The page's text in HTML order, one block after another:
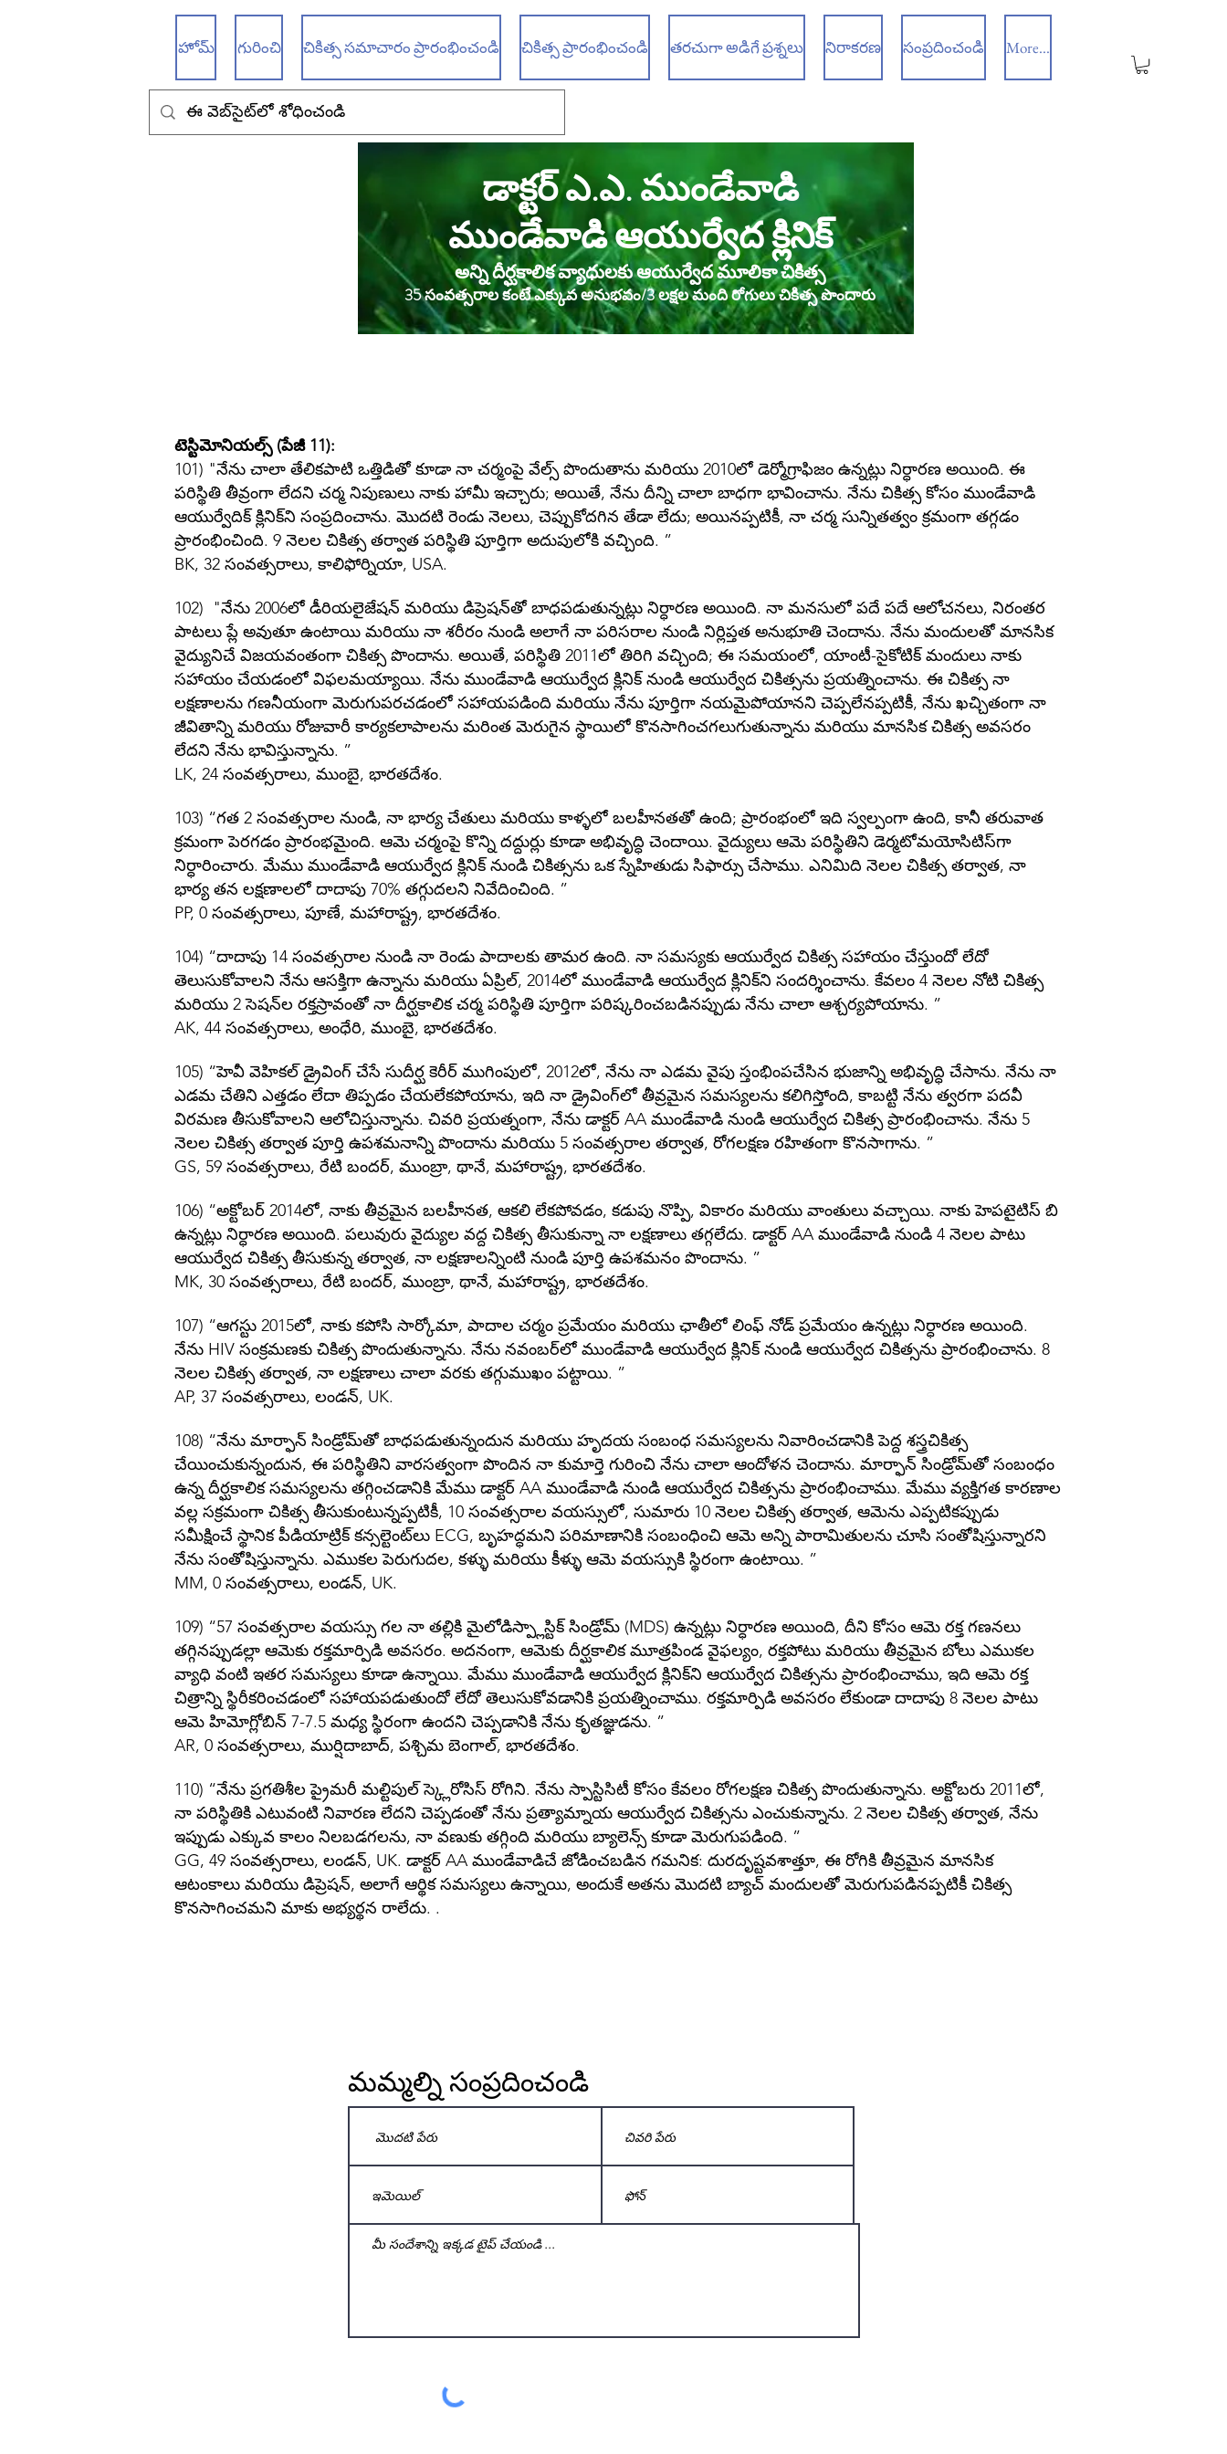
హోమ్ గురించి చికిత్స సమాచారం ప్రారంభించండి చికిత్స ప్రారంభించండి తరచుగా అడిగే ప్రశ్నలు నిరాకరణ సంప్రదించండి More...
డాక్టర్ ఎ.ఎ. ముండేవాడి
ముండేవాడి ఆయుర్వేద క్లినిక్
అన్ని దీర్ఘకాలిక వ్యాధులకు ఆయుర్వేద మూలికా చికిత్స
35 సంవత్సరాల కంటే ఎక్కువ అనుభవం/3 లక్షల మంది రోగులు చికిత్స పొందారు
టెస్టిమోనియల్స్ (పేజీ 11):
101) "నేను చాలా తేలికపాటి ఒత్తిడితో కూడా నా చర్మంపై వేల్స్ పొందుతాను మరియు 2010లో డెర్మోగ్రాఫిజం ఉన్నట్లు నిర్ధారణ అయింది. ఈ
పరిస్థితి తీవ్రంగా లేదని చర్మ నిపుణులు నాకు హామీ ఇచ్చారు; అయితే, నేను దీన్ని చాలా బాధగా భావించాను. నేను చికిత్స కోసం ముండేవాడి
ఆయుర్వేదిక్ క్లినిక్‌ని సంప్రదించాను. మొదటి రెండు నెలలు, చెప్పుకోదగిన తేడా లేదు; అయినప్పటికీ, నా చర్మ సున్నితత్వం క్రమంగా తగ్గడం
ప్రారంభించింది. 9 నెలల చికిత్స తర్వాత పరిస్థితి పూర్తిగా అదుపులోకి వచ్చింది. ”
BK, 32 సంవత్సరాలు, కాలిఫోర్నియా, USA.
102) "నేను 2006లో డీరియలైజేషన్ మరియు డిప్రెషన్‌తో బాధపడుతున్నట్లు నిర్ధారణ అయింది. నా మనసులో పదే పదే ఆలోచనలు, నిరంతర
పాటలు ప్లే అవుతూ ఉంటాయి మరియు నా శరీరం నుండి అలాగే నా పరిసరాల నుండి నిర్లిప్తత అనుభూతి చెందాను. నేను మందులతో మానసిక
వైద్యునిచే విజయవంతంగా చికిత్స పొందాను. అయితే, పరిస్థితి 2011లో తిరిగి వచ్చింది; ఈ సమయంలో, యాంటీ-సైకోటిక్ మందులు నాకు
సహాయం చేయడంలో విఫలమయ్యాయి. నేను ముండేవాడి ఆయుర్వేద క్లినిక్ నుండి ఆయుర్వేద చికిత్సను ప్రయత్నించాను. ఈ చికిత్స నా
లక్షణాలను గణనీయంగా మెరుగుపరచడంలో సహాయపడింది మరియు నేను పూర్తిగా నయమైపోయానని చెప్పలేనప్పటికీ, నేను ఖచ్చితంగా నా
జీవితాన్ని మరియు రోజువారీ కార్యకలాపాలను మరింత మెరుగైన స్థాయిలో కొనసాగించగలుగుతున్నాను మరియు మానసిక చికిత్స అవసరం
లేదని నేను భావిస్తున్నాను. ”
LK, 24 సంవత్సరాలు, ముంబై, భారతదేశం.
103) “గత 2 సంవత్సరాల నుండి, నా భార్య చేతులు మరియు కాళ్ళలో బలహీనతతో ఉంది; ప్రారంభంలో ఇది స్వల్పంగా ఉంది, కానీ తరువాత
క్రమంగా పెరగడం ప్రారంభమైంది. ఆమె చర్మంపై కొన్ని దద్దుర్లు కూడా అభివృద్ధి చెందాయి. వైద్యులు ఆమె పరిస్థితిని డెర్మటోమయోసిటిస్‌గా
నిర్ధారించారు. మేము ముండేవాడి ఆయుర్వేద క్లినిక్ నుండి చికిత్సను ఒక స్నేహితుడు సిఫార్సు చేసాము. ఎనిమిది నెలల చికిత్స తర్వాత, నా
భార్య తన లక్షణాలలో దాదాపు 70% తగ్గుదలని నివేదించింది. ”
PP, 0 సంవత్సరాలు, పూణే, మహారాష్ట్ర, భారతదేశం.
104) “దాదాపు 14 సంవత్సరాల నుండి నా రెండు పాదాలకు తామర ఉంది. నా సమస్యకు ఆయుర్వేద చికిత్స సహాయం చేస్తుందో లేదో
తెలుసుకోవాలని నేను ఆసక్తిగా ఉన్నాను మరియు ఏప్రిల్, 2014లో ముండేవాడి ఆయుర్వేద క్లినిక్‌ని సందర్శించాను. కేవలం 4 నెలల నోటి చికిత్స
మరియు 2 సెషన్‌ల రక్తస్రావంతో నా దీర్ఘకాలిక చర్మ పరిస్థితి పూర్తిగా పరిష్కరించబడినప్పుడు నేను చాలా ఆశ్చర్యపోయాను. ”
AK, 44 సంవత్సరాలు, అంధేరి, ముంబై, భారతదేశం.
105) “హెవీ వెహికల్ డ్రైవింగ్ చేసే సుదీర్ఘ కెరీర్ ముగింపులో, 2012లో, నేను నా ఎడమ వైపు స్తంభింపచేసిన భుజాన్ని అభివృద్ధి చేసాను. నేను నా
ఎడమ చేతిని ఎత్తడం లేదా తిప్పడం చేయలేకపోయాను, ఇది నా డ్రైవింగ్‌లో తీవ్రమైన సమస్యలను కలిగిస్తోంది, కాబట్టి నేను త్వరగా పదవీ
విరమణ తీసుకోవాలని ఆలోచిస్తున్నాను. చివరి ప్రయత్నంగా, నేను డాక్టర్ AA ముండేవాడి నుండి ఆయుర్వేద చికిత్స ప్రారంభించాను. నేను 5
నెలల చికిత్స తర్వాత పూర్తి ఉపశమనాన్ని పొందాను మరియు 5 సంవత్సరాల తర్వాత, రోగలక్షణ రహితంగా కొనసాగాను. ”
GS, 59 సంవత్సరాలు, రేటి బందర్, ముంబ్రా, థానే, మహారాష్ట్ర, భారతదేశం.
106) “అక్టోబర్ 2014లో, నాకు తీవ్రమైన బలహీనత, ఆకలి లేకపోవడం, కడుపు నొప్పి, వికారం మరియు వాంతులు వచ్చాయి. నాకు హెపటైటిస్ బి
ఉన్నట్లు నిర్ధారణ అయింది. పలువురు వైద్యుల వద్ద చికిత్స తీసుకున్నా నా లక్షణాలు తగ్గలేదు. డాక్టర్ AA ముండేవాడి నుండి 4 నెలల పాటు
ఆయుర్వేద చికిత్స తీసుకున్న తర్వాత, నా లక్షణాలన్నింటి నుండి పూర్తి ఉపశమనం పొందాను. ”
MK, 30 సంవత్సరాలు, రేటి బందర్, ముంబ్రా, థానే, మహారాష్ట్ర, భారతదేశం.
107) “ఆగస్టు 2015లో, నాకు కపోసి సార్కోమా, పాదాల చర్మం ప్రమేయం మరియు ఛాతీలో లింఫ్ నోడ్ ప్రమేయం ఉన్నట్లు నిర్ధారణ అయింది.
నేను HIV సంక్రమణకు చికిత్స పొందుతున్నాను. నేను నవంబర్‌లో ముండేవాడి ఆయుర్వేద క్లినిక్ నుండి ఆయుర్వేద చికిత్సను ప్రారంభించాను. 8
నెలల చికిత్స తర్వాత, నా లక్షణాలు చాలా వరకు తగ్గుముఖం పట్టాయి. ”
AP, 37 సంవత్సరాలు, లండన్, UK.
108) “నేను మార్ఫాన్ సిండ్రోమ్‌తో బాధపడుతున్నందున మరియు హృదయ సంబంధ సమస్యలను నివారించడానికి పెద్ద శస్త్రచికిత్స
చేయించుకున్నందున, ఈ పరిస్థితిని వారసత్వంగా పొందిన నా కుమార్తె గురించి నేను చాలా ఆందోళన చెందాను. మార్ఫాన్ సిండ్రోమ్‌తో సంబంధం
ఉన్న దీర్ఘకాలిక సమస్యలను తగ్గించడానికి మేము డాక్టర్ AA ముండేవాడి నుండి ఆయుర్వేద చికిత్సను ప్రారంభించాము. మేము వ్యక్తిగత కారణాల
వల్ల సక్రమంగా చికిత్స తీసుకుంటున్నప్పటికీ, 10 సంవత్సరాల వయస్సులో, సుమారు 10 నెలల చికిత్స తర్వాత, ఆమెను ఎప్పటికప్పుడు
సమీక్షించే స్థానిక పీడియాట్రిక్ కన్సల్టెంట్‌లు ECG, బృహద్ధమని పరిమాణానికి సంబంధించి ఆమె అన్ని పారామితులను చూసి సంతోషిస్తున్నారని
నేను సంతోషిస్తున్నాను. ఎముకల పెరుగుదల, కళ్ళు మరియు కీళ్ళు ఆమె వయస్సుకి స్థిరంగా ఉంటాయి. ”
MM, 0 సంవత్సరాలు, లండన్, UK.
109) “57 సంవత్సరాల వయస్సు గల నా తల్లికి మైలోడిస్ప్లాస్టిక్ సిండ్రోమ్ (MDS) ఉన్నట్లు నిర్ధారణ అయింది, దీని కోసం ఆమె రక్త గణనలు
తగ్గినప్పుడల్లా ఆమెకు రక్తమార్పిడి అవసరం. అదనంగా, ఆమెకు దీర్ఘకాలిక మూత్రపిండ వైఫల్యం, రక్తపోటు మరియు తీవ్రమైన బోలు ఎముకల
వ్యాధి వంటి ఇతర సమస్యలు కూడా ఉన్నాయి. మేము ముండేవాడి ఆయుర్వేద క్లినిక్‌ని ఆయుర్వేద చికిత్సను ప్రారంభించాము, ఇది ఆమె రక్త
చిత్రాన్ని స్థిరీకరించడంలో సహాయపడుతుందో లేదో తెలుసుకోవడానికి ప్రయత్నించాము. రక్తమార్పిడి అవసరం లేకుండా దాదాపు 8 నెలల పాటు
ఆమె హిమోగ్లోబిన్ 7-7.5 మధ్య స్థిరంగా ఉందని చెప్పడానికి నేను కృతజ్ఞుడను. ”
AR, 0 సంవత్సరాలు, ముర్షిదాబాద్, పశ్చిమ బెంగాల్, భారతదేశం.
110) “నేను ప్రగతిశీల ప్రైమరీ మల్టిపుల్ స్క్లెరోసిస్ రోగిని. నేను స్పాస్టిసిటీ కోసం కేవలం రోగలక్షణ చికిత్స పొందుతున్నాను. అక్టోబరు 2011లో,
నా పరిస్థితికి ఎటువంటి నివారణ లేదని చెప్పడంతో నేను ప్రత్యామ్నాయ ఆయుర్వేద చికిత్సను ఎంచుకున్నాను. 2 నెలల చికిత్స తర్వాత, నేను
ఇప్పుడు ఎక్కువ కాలం నిలబడగలను, నా వణుకు తగ్గింది మరియు బ్యాలెన్స్ కూడా మెరుగుపడింది. ”
GG, 49 సంవత్సరాలు, లండన్, UK. డాక్టర్ AA ముండేవాడిచే జోడించబడిన గమనిక: దురదృష్టవశాత్తూ, ఈ రోగికి తీవ్రమైన మానసిక
ఆటంకాలు మరియు డిప్రెషన్, అలాగే ఆర్థిక సమస్యలు ఉన్నాయి, అందుకే అతను మొదటి బ్యాచ్ మందులతో మెరుగుపడినప్పటికీ చికిత్స
కొనసాగించమని మాకు అభ్యర్థన రాలేదు. .
మమ్మల్ని సంప్రదించండి